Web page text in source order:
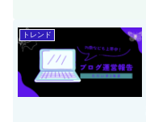
トレンド